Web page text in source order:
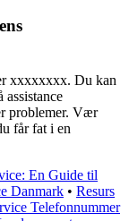
xxxxxxxx. Du kan
problemer. Vær
får fat i en
En Guide til
Danmark • Resurs
Telefonnummer